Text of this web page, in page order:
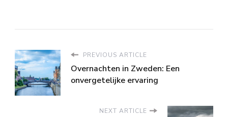
PREVIOUS ARTICLE
Overnachten in Zweden: Een
onvergetelijke ervaring
NEXT ARTICLE